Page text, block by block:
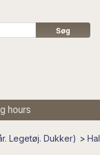
hours
Legetøj. Dukker) >